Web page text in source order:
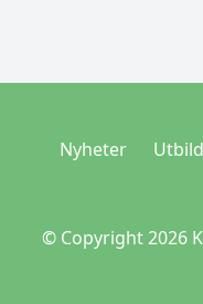
Nyheter
© Copyright 2026